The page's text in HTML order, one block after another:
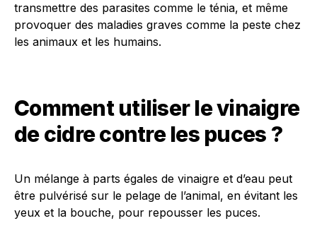
transmettre des parasites comme le ténia, et même
provoquer des maladies graves comme la peste chez
les animaux et les humains.
Comment utiliser le vinaigre
de cidre contre les puces ?
Un mélange à parts égales de vinaigre et d’eau peut
être pulvérisé sur le pelage de l’animal, en évitant les
yeux et la bouche, pour repousser les puces.